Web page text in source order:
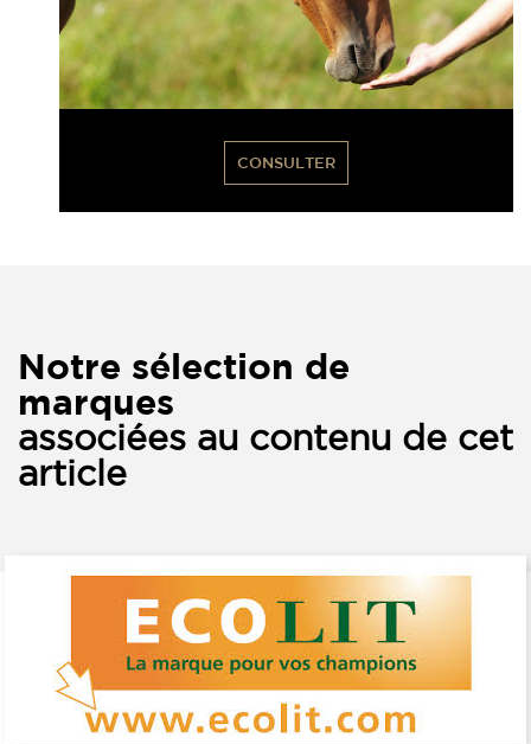
CONSULTER
Notre sélection de
marques
associées au contenu de cet
article